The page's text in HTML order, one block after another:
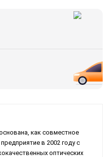
как совместное
в 2002 году с
оптических